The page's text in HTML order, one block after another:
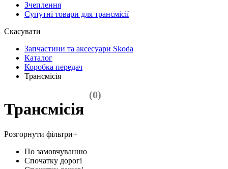
Зчеплення
Супутні товари для трансмісії
Скасувати
Запчастини та аксесуари Skoda
Каталог
Коробка передач
Трансмісія
Трансмісія
(0)
Розгорнути фільтри+
По замовчуванню
Спочатку дорогі